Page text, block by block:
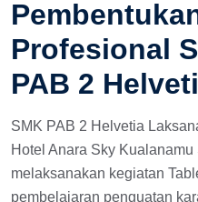
Profesional
PAB 2
SMK PAB 2 Helvetia
Hotel Anara Sky
melaksanakan kegiatan
pembelajaran penguatan